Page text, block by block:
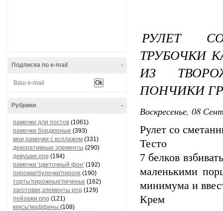
-
Подписка по e-mail
-
Рубрики
рамочки для постов (1061)
рамочки бордюрные (393)
мои рамочки с коллажом (331)
декоративные элементы (290)
девушки png (194)
рамочки 'цветочный фон' (192)
пирожки'булочки'пироги (190)
торты'пирожные'печенье (162)
заготовки,элементы png (129)
пейзажи png (121)
кексы'маффины (108)
РУЛЕТ
ТРУБОЧКИ
ИЗ
ПОНЧИКИ
Воскресенье, 08
Рулет со
Тесто
7 белков
маленькими
минимума и
Крем